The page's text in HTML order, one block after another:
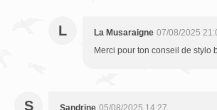
L La Musaraigne 07/08/2025
Merci pour ton conseil de stylo
S Sandrine 05/08/2025 14:27